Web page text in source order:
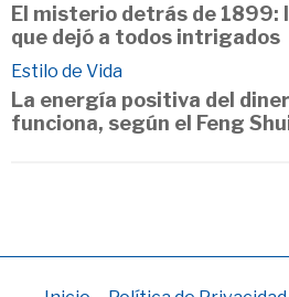
El misterio detrás de 1899:
que dejó a todos intrigados
Estilo de Vida
La energía positiva del
funciona, según el Feng